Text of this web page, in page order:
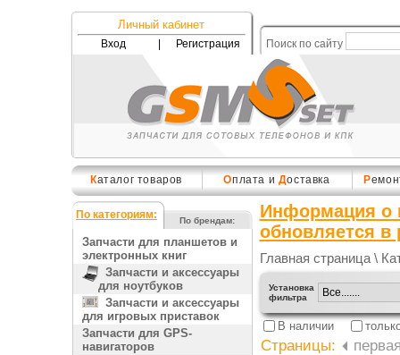
Личный кабинет
Вход Регистрация Поиск по сайту
Каталог товаров Оплата и Доставка Р
По категориям: По брендам:
Запчасти для планшетов и
электронных книг
Запчасти и аксессуары
для ноутбуков
Запчасти и аксессуары
для игровых приставок
Запчасти для GPS-
навигаторов
Информация о
обновляется
Главная страница\
Установка
фильтра
В наличии
Страницы: